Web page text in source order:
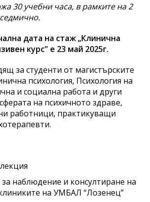
30 учебни часа, в рамките на 2
дата на стаж „Клинична
курс" е 23 май 2025г.
за студенти от магистърските
психология, Психология на
и социална работа и други
на психичното здраве,
работници, практикуващи
наблюдение и консултиране на
на УМБАЛ “Лозенец”